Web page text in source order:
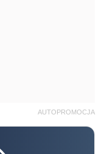
AUTOPROMOCJA